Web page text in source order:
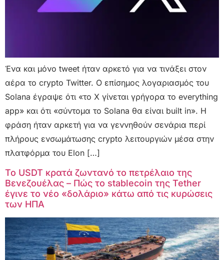
Ένα και μόνο tweet ήταν αρκετό για να τινάξει στον
αέρα το crypto Twitter. Ο επίσημος λογαριασμός του
Solana έγραψε ότι «το X γίνεται γρήγορα το everything
app» και ότι «σύντομα το Solana θα είναι built in». Η
φράση ήταν αρκετή για να γεννηθούν σενάρια περί
πλήρους ενσωμάτωσης crypto λειτουργιών μέσα στην
πλατφόρμα του Elon […]
Το USDT κρατά ζωντανό το πετρέλαιο της
Βενεζουέλας – Πώς το stablecoin της Tether
έγινε το νέο «δολάριο» κάτω από τις κυρώσεις
των ΗΠΑ